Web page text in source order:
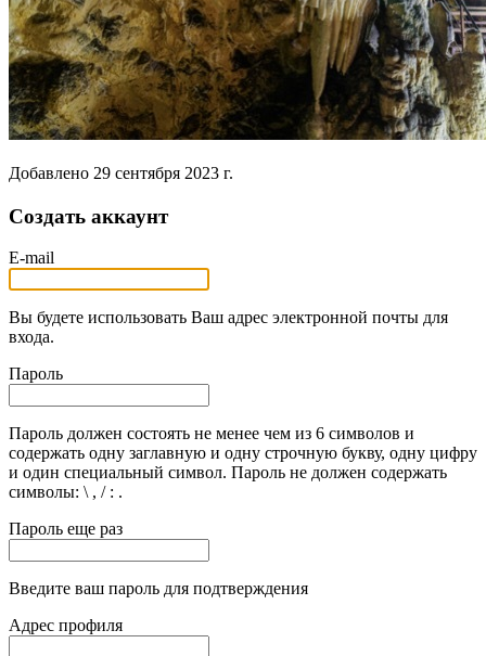
Добавлено 29 сентября 2023 г.
Создать аккаунт
E-mail
Вы будете использовать Ваш адрес электронной почты для
входа.
Пароль
Пароль должен состоять не менее чем из 6 символов и
содержать одну заглавную и одну строчную букву, одну цифру
и один специальный символ. Пароль не должен содержать
символы: \ , / : .
Пароль еще раз
Введите ваш пароль для подтверждения
Адрес профиля